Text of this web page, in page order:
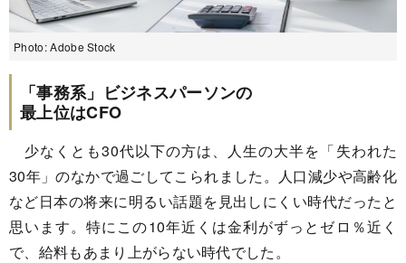
Photo: Adobe Stock
「事務系」ビジネスパーソンの
最上位はCFO
少なくとも30代以下の方は、人生の大半を「失われた
30年」のなかで過ごしてこられました。人口減少や高齢化
など日本の将来に明るい話題を見出しにくい時代だったと
思います。特にこの10年近くは金利がずっとゼロ％近く
で、給料もあまり上がらない時代でした。